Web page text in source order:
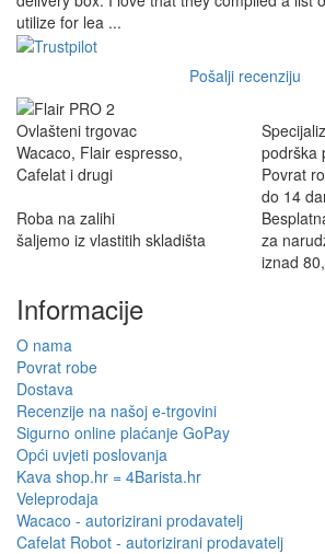
utilize for lea ...
Pošalji recenziju
Ovlašteni trgovac
Wacaco, Flair espresso,
Cafelat i drugi
podrška
Povrat
do 14
Roba na zalihi
šaljemo iz vlastitih skladišta
za
iznad
Informacije
O nama
Povrat robe
Dostava
Recenzije na našoj e-trgovini
Sigurno online plaćanje GoPay
Opći uvjeti poslovanja
Kava shop.hr = 4Barista.hr
Veleprodaja
Wacaco - autorizirani prodavatelj
Cafelat Robot - autorizirani prodavatelj